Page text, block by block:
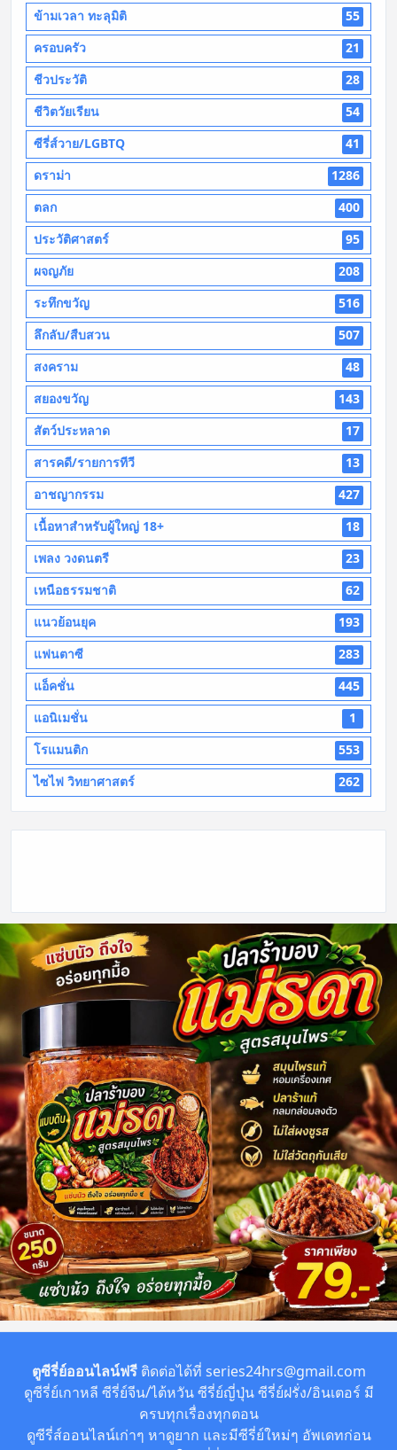
ข้ามเวลา ทะลุมิติ
55
ครอบครัว
21
ชีวประวัติ
28
ชีวิตวัยเรียน
54
ซีรี่ส์วาย/LGBTQ
41
ดราม่า
1286
ตลก
400
ประวัติศาสตร์
95
ผจญภัย
208
ระทึกขวัญ
516
ลึกลับ/สืบสวน
507
สงคราม
48
สยองขวัญ
143
สัตว์ประหลาด
17
สารคดี/รายการทีวี
13
อาชญากรรม
427
เนื้อหาสำหรับผู้ใหญ่ 18+
18
เพลง วงดนตรี
23
เหนือธรรมชาติ
62
แนวย้อนยุค
193
แฟนตาซี
283
แอ็คชั่น
445
แอนิเมชั่น
1
โรแมนติก
553
ไซไฟ วิทยาศาสตร์
262
ตูซีรี่ย์ออนไลน์ฟรีติดต่อได้ที่ series24hrs@gmail.com
ดูซีรี่ย์เกาหลี ซีรี่ย์จีน/ไต้หวัน ซีรี่ย์ญี่ปุ่น ซีรี่ย์ฝรั่ง/อินเตอร์ มี
ครบทุกเรื่องทุกตอน
ดูซีรี่ส์ออนไลน์เก่าๆ หาดูยาก และมีซีรี่ย์ใหม่ๆ อัพเดทก่อน